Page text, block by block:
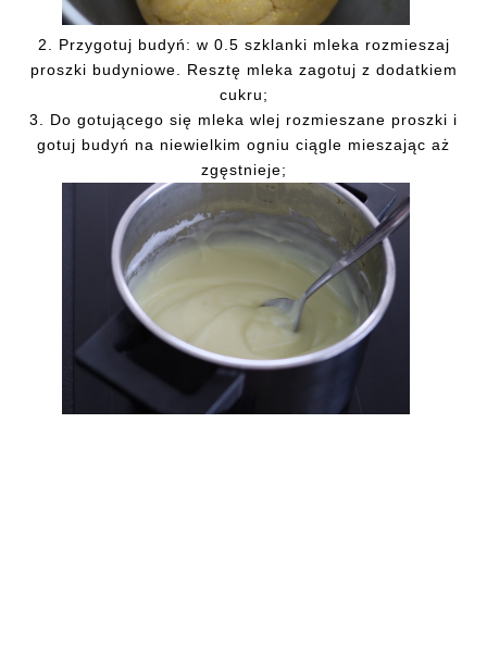
2. Przygotuj budyń: w 0.5 szklanki mleka rozmieszaj
proszki budyniowe. Resztę mleka zagotuj z dodatkiem
cukru;
3. Do gotującego się mleka wlej rozmieszane proszki i
gotuj budyń na niewielkim ogniu ciągle mieszając aż
zgęstnieje;